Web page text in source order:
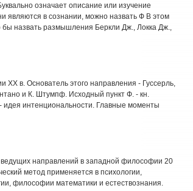
означает описание или изучение
являются в сознании, можно назвать Ф В этом
назвать размышления Беркли Дж., Локка Дж.,
в. Основатель этого направления - Гуссерль,
и К. Штумпф. Исходный пункт Ф. - кн.
идея интенциональности. Главные моменты
направлений в западной философии 20
метод применяется в психологии,
философии математики и естествознания.